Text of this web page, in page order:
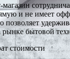
и не имеет
позволяет
рынке бытовой
стоимости